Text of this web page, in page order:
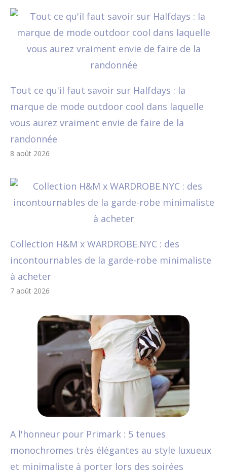
Tout ce qu'il faut savoir sur Halfdays : la
marque de mode outdoor cool dans laquelle
vous aurez vraiment envie de faire de la
randonnée
8 août 2026
Collection H&M x WARDROBE.NYC : des
incontournables de la garde-robe minimaliste
à acheter
7 août 2026
A l'honneur pour Primark : 5 tenues
monochromes très élégantes au style luxueux
et minimaliste à porter lors des soirées